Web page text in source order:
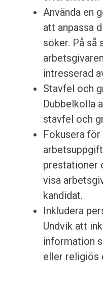
Använda en
att anpassa
söker. På så
intresserad
Stavfel och
Dubbelkolla
stavfel och
Fokusera
prestationer
visa
kandidat.
Inkludera
Undvik att
information
eller religiös